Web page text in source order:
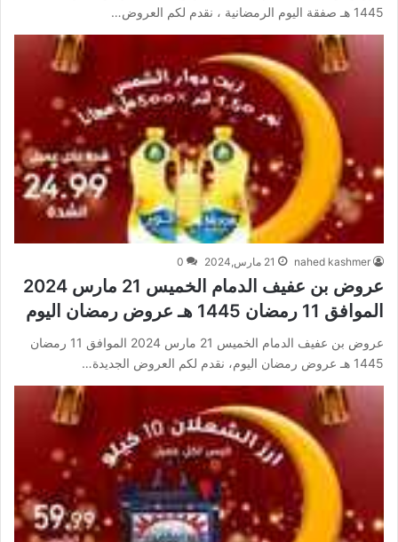
1445 هـ صفقة اليوم الرمضانية ، نقدم لكم العروض…
nahed kashmer 21 مارس,2024 0
عروض بن عفيف الدمام الخميس 21 مارس 2024
الموافق 11 رمضان 1445 هـ عروض رمضان اليوم
عروض بن عفيف الدمام الخميس 21 مارس 2024 الموافق 11 رمضان
1445 هـ عروض رمضان اليوم، نقدم لكم العروض الجديدة…